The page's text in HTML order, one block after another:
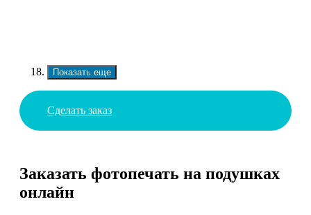
Показать еще
Сделать заказ
Заказать фотопечать на подушках
онлайн